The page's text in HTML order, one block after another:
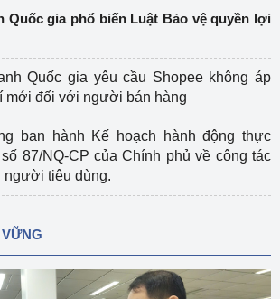
Quốc gia phổ biến Luật Bảo vệ quyền lợi
Quốc gia yêu cầu Shopee không áp
mới đối với người bán hàng
ban hành Kế hoạch hành động thực
87/NQ-CP của Chính phủ về công tác
người tiêu dùng.